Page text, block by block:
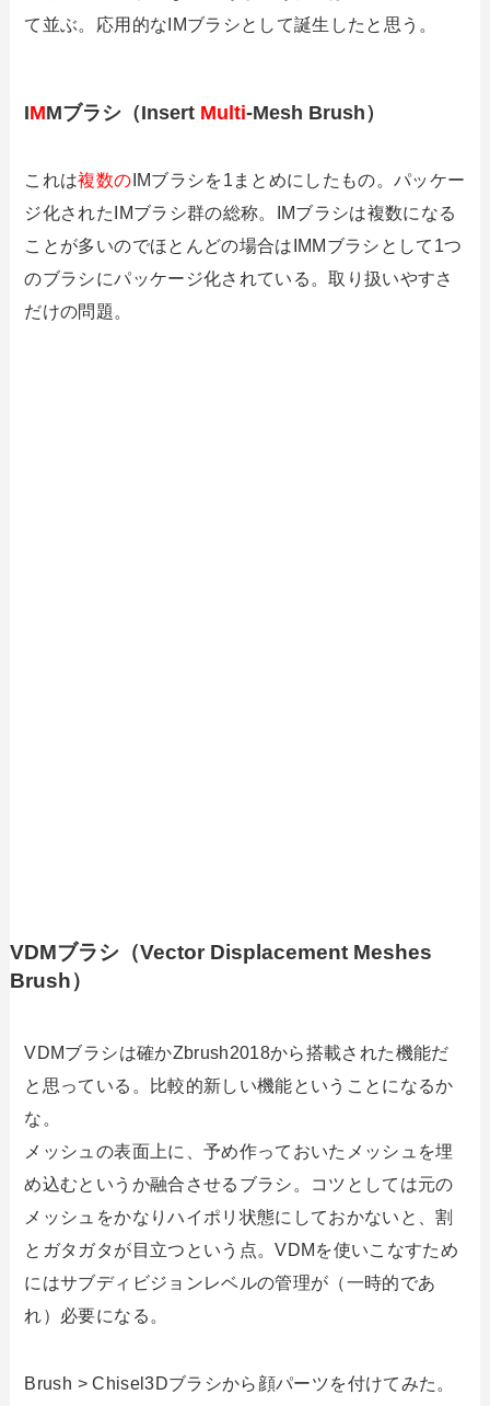
て並ぶ。応用的なIMブラシとして誕生したと思う。
IMMブラシ（Insert Multi-Mesh Brush）
これは複数の IMブラシを1まとめにしたもの。パッケー
ジ化されたIMブラシ群の総称。IMブラシは複数になる
ことが多いのでほとんどの場合はIMMブラシとして1つ
のブラシにパッケージ化されている。取り扱いやすさ
だけの問題。
VDMブラシ（Vector Displacement Meshes
Brush）
VDMブラシは確かZbrush2018から搭載された機能だ
と思っている。比較的新しい機能ということになるか
な。
メッシュの表面上に、予め作っておいたメッシュを埋
め込むというか融合させるブラシ。コツとしては元の
メッシュをかなりハイポリ状態にしておかないと、割
とガタガタが目立つという点。VDMを使いこなすため
にはサブディビジョンレベルの管理が（一時的であ
れ）必要になる。
Brush > Chisel3Dブラシから顔パーツを付けてみた。